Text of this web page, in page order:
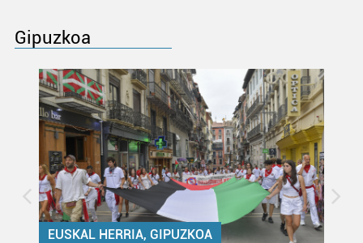
Gipuzkoa
EUSKAL HERRIA, GIPUZKOA